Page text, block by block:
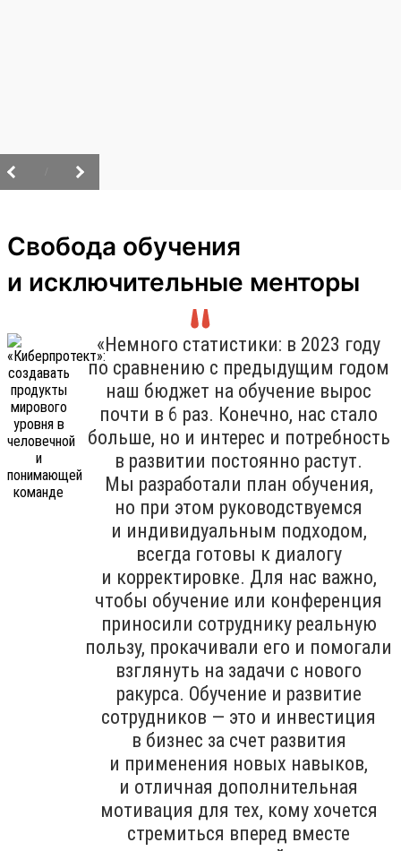
Свобода обучения
и исключительные менторы
«Немного статистики: в 2023 году
по сравнению с предыдущим годом
наш бюджет на обучение вырос
почти в 6 раз. Конечно, нас стало
больше, но и интерес и потребность
в развитии постоянно растут.
Мы разработали план обучения,
но при этом руководствуемся
и индивидуальным подходом,
всегда готовы к диалогу
и корректировке. Для нас важно,
чтобы обучение или конференция
приносили сотруднику реальную
пользу, прокачивали его и помогали
взглянуть на задачи с нового
ракурса. Обучение и развитие
сотрудников — это и инвестиция
в бизнес за счет развития
и применения новых навыков,
и отличная дополнительная
мотивация для тех, кому хочется
стремиться вперед вместе